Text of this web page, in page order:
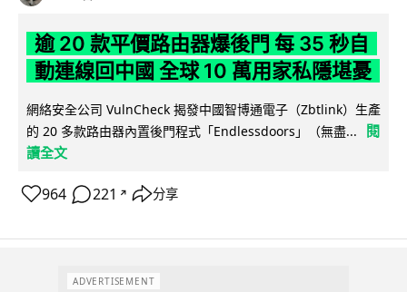
逾 20 款平價路由器爆後門 每 35 秒自
動連線回中國 全球 10 萬用家私隱堪憂
網絡安全公司 VulnCheck 揭發中國智博通電子（Zbtlink）生產
的 20 多款路由器內置後門程式「Endlessdoors」（無盡...
閱
讀全文
964 221 ↗ 分享
ADVERTISEMENT